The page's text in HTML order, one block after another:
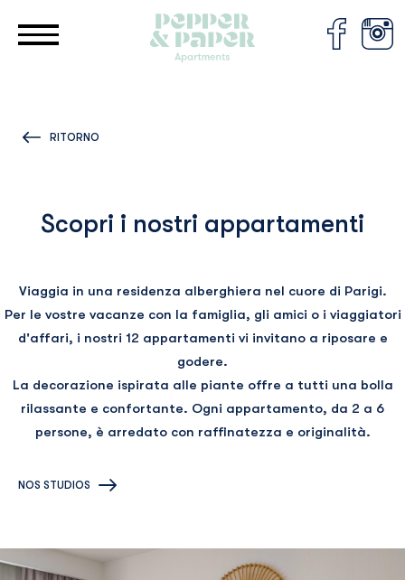
RITORNO
Scopri i nostri appartamenti
Viaggia in una residenza alberghiera nel cuore di Parigi.
Per le vostre vacanze con la famiglia, gli amici o i viaggiatori
d'affari, i nostri 12 appartamenti vi invitano a riposare e
godere.
La decorazione ispirata alle piante offre a tutti una bolla
rilassante e confortante. Ogni appartamento, da 2 a 6
persone, è arredato con raffinatezza e originalità.
NOS STUDIOS